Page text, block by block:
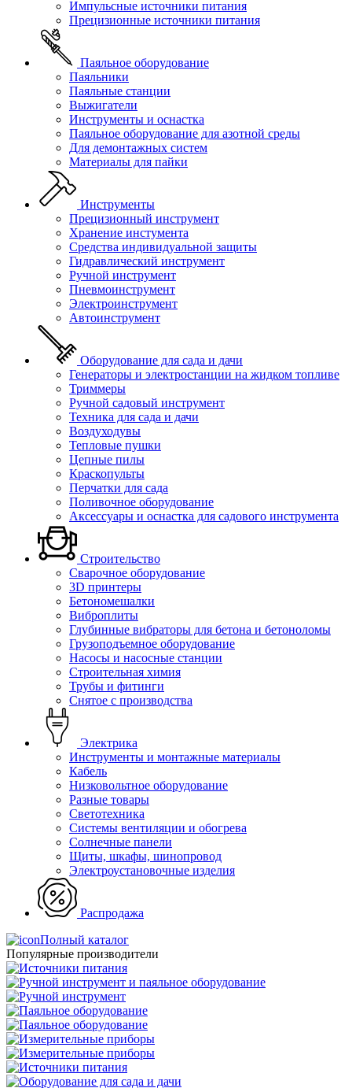
Импульсные источники питания
Прецизионные источники питания
Паяльное оборудование
Паяльники
Паяльные станции
Выжигатели
Инструменты и оснастка
Паяльное оборудование для азотной среды
Для демонтажных систем
Материалы для пайки
Инструменты
Прецизионный инструмент
Хранение инстумента
Средства индивидуальной защиты
Гидравлический инструмент
Ручной инструмент
Пневмоинструмент
Электроинструмент
Автоинструмент
Оборудование для сада и дачи
Генераторы и электростанции на жидком топливе
Триммеры
Ручной садовый инструмент
Техника для сада и дачи
Воздуходувы
Тепловые пушки
Цепные пилы
Краскопульты
Перчатки для сада
Поливочное оборудование
Аксессуары и оснастка для садового инструмента
Строительство
Сварочное оборудование
3D принтеры
Бетономешалки
Виброплиты
Глубинные вибраторы для бетона и бетоноломы
Грузоподъемное оборудование
Насосы и насосные станции
Строительная химия
Трубы и фитинги
Снятое с производства
Электрика
Инструменты и монтажные материалы
Кабель
Низковольтное оборудование
Разные товары
Светотехника
Системы вентиляции и обогрева
Солнечные панели
Щиты, шкафы, шинопровод
Электроустановочные изделия
Распродажа
Полный каталог
Популярные производители